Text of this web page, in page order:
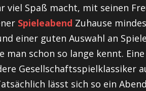
viel Spaß macht, mit seinen
Spieleabend Zuhause
einer guten Auswahl an
man schon so lange kennt.
Gesellschaftsspielklassiker
lässt sich so ein